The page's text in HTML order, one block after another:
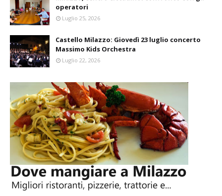
operatori
Luglio 25, 2026
Castello Milazzo: Giovedì 23 luglio concerto
Massimo Kids Orchestra
Luglio 22, 2026